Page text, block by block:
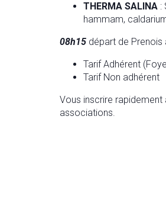
THERMA SALINA :
hammam,
08h15 départ de Prenois
Tarif Adhérent
Tarif Non
Vous inscrire rapidement
associations.